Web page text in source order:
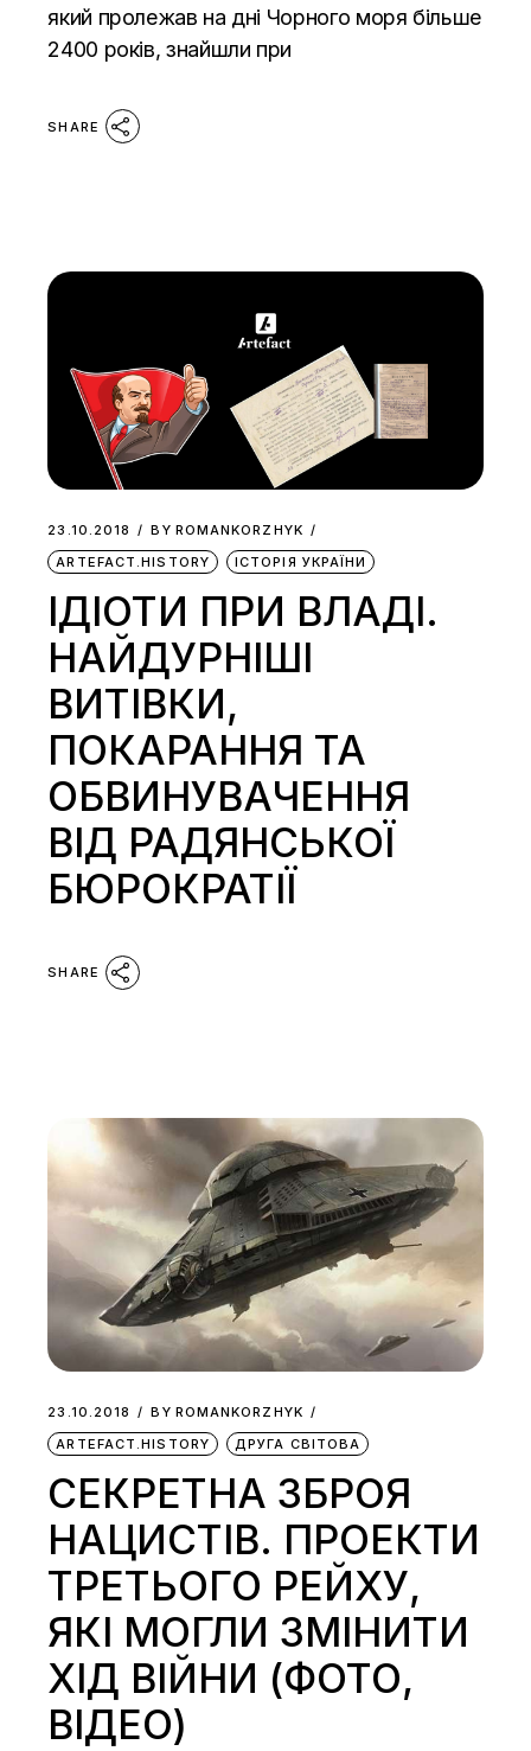
який пролежав на дні Чорного моря більше
2400 років, знайшли при
SHARE
23.10.2018 BY ROMANKORZHYK
ARTEFACT.HISTORY
ІСТОРІЯ УКРАЇНИ
ІДІОТИ ПРИ ВЛАДІ.
НАЙДУРНІШІ
ВИТІВКИ,
ПОКАРАННЯ ТА
ОБВИНУВАЧЕННЯ
ВІД РАДЯНСЬКОЇ
БЮРОКРАТІЇ
SHARE
23.10.2018 BY ROMANKORZHYK
ARTEFACT.HISTORY
ДРУГА СВІТОВА
СЕКРЕТНА ЗБРОЯ
НАЦИСТІВ. ПРОЕКТИ
ТРЕТЬОГО РЕЙХУ,
ЯКІ МОГЛИ ЗМІНИТИ
ХІД ВІЙНИ (ФОТО,
ВІДЕО)